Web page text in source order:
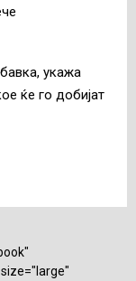
укажа
ќе го добијат